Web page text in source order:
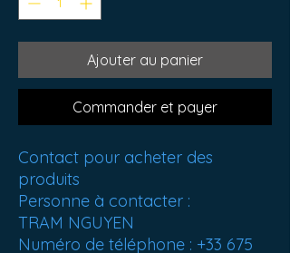
Ajouter au panier
Commander et payer
Contact pour acheter des
produits
Personne à contacter :
TRAM NGUYEN
Numéro de téléphone : +33 675